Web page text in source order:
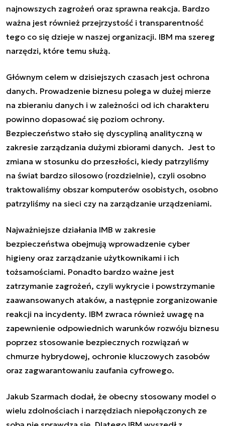
najnowszych zagrożeń oraz sprawna reakcja. Bardzo
ważna jest również przejrzystość i transparentność
tego co się dzieje w naszej organizacji. IBM ma szereg
narzędzi, które temu służą.
Głównym celem w dzisiejszych czasach jest ochrona
danych. Prowadzenie biznesu polega w dużej mierze
na zbieraniu danych i w zależności od ich charakteru
powinno dopasować się poziom ochrony.
Bezpieczeństwo stało się dyscypliną analityczną w
zakresie zarządzania dużymi zbiorami danych. Jest to
zmiana w stosunku do przeszłości, kiedy patrzyliśmy
na świat bardzo silosowo (rozdzielnie), czyli osobno
traktowaliśmy obszar komputerów osobistych, osobno
patrzyliśmy na sieci czy na zarządzanie urządzeniami.
Najważniejsze działania IMB w zakresie
bezpieczeństwa obejmują wprowadzenie cyber
higieny oraz zarządzanie użytkownikami i ich
tożsamościami. Ponadto bardzo ważne jest
zatrzymanie zagrożeń, czyli wykrycie i powstrzymanie
zaawansowanych ataków, a następnie zorganizowanie
reakcji na incydenty. IBM zwraca również uwagę na
zapewnienie odpowiednich warunków rozwóju biznesu
poprzez stosowanie bezpiecznych rozwiązań w
chmurze hybrydowej, ochronie kluczowych zasobów
oraz zagwarantowaniu zaufania cyfrowego.
Jakub Szarmach dodał, że obecny stosowany model o
wielu zdolnościach i narzędziach niepołączonych ze